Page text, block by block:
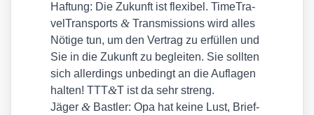
Haf­tung: Die Zukunft ist fle­xi­bel. Time­Tra­
vel­Trans­ports& Trans­mis­si­ons wird alles
Nöti­ge tun, um den Ver­trag zu erfül­len und
Sie in die Zukunft zu beglei­ten. Sie soll­ten
sich aller­dings unbe­dingt an die Auf­la­gen
hal­ten! TTT&T ist da sehr streng.
Jäger& Bast­ler: Opa hat kei­ne Lust, Brief­